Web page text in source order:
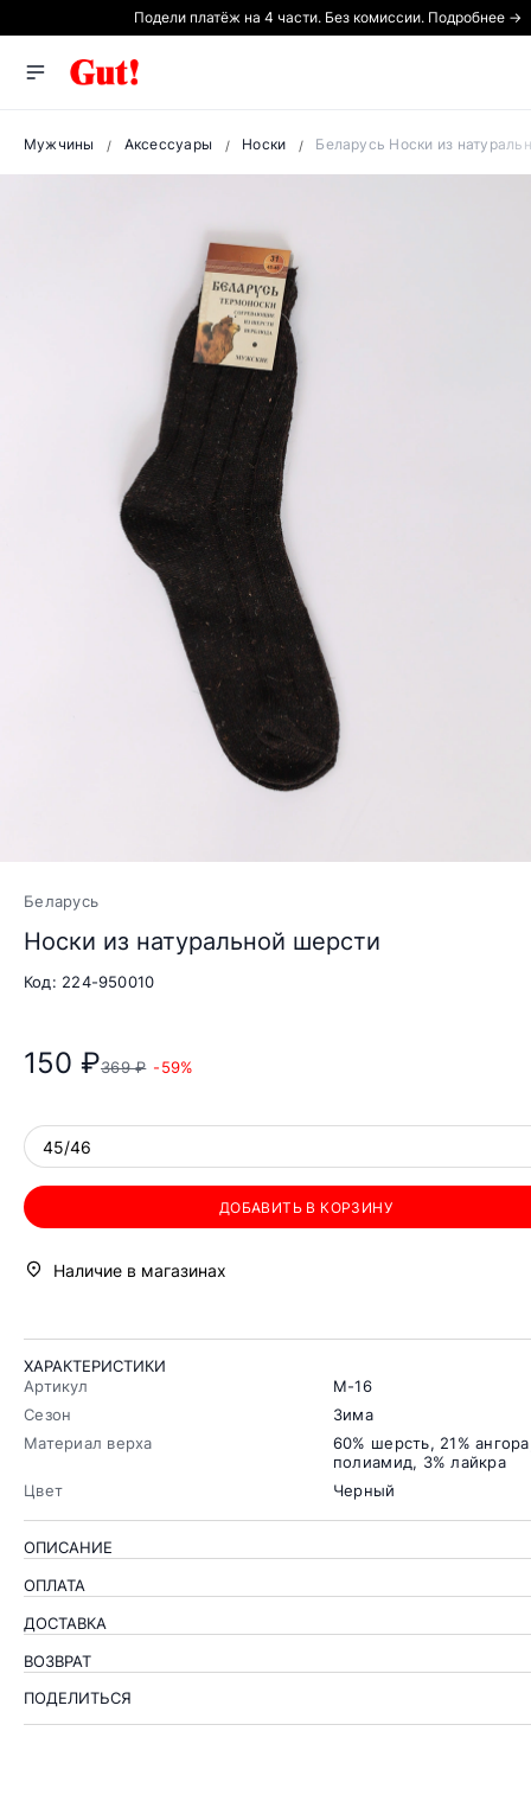
Подели платёж на 4 части. Без комиссии. Подробнее →
Мужчины Аксессуары Носки Беларусь Носки из
Беларусь
Носки из натуральной шерсти
Код: 224-950010
150 ₽369 ₽ -59%
45/46
ДОБАВИТЬ В КОРЗИНУ
Наличие в магазинах
ХАРАКТЕРИСТИКИ
Артикул
М-16
Сезон
Зима
Материал верха
60% шерсть, 21%
полиамид, 3% лайкра
Цвет
Черный
ОПИСАНИЕ
ОПЛАТА
ДОСТАВКА
ВОЗВРАТ
ПОДЕЛИТЬСЯ